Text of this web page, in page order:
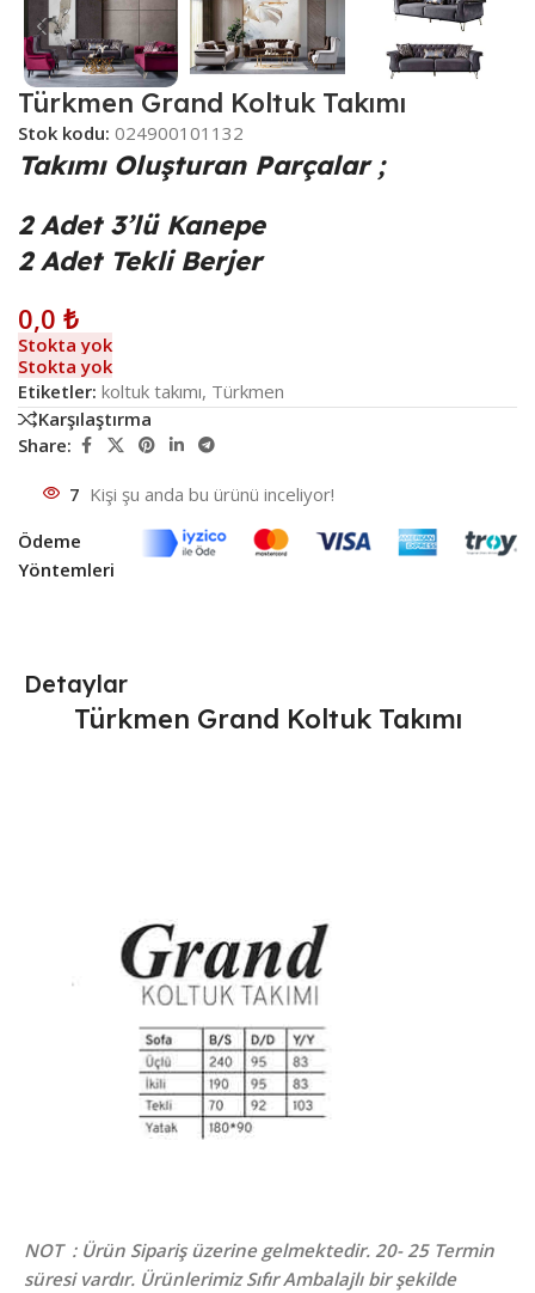
Türkmen Grand Koltuk Takımı
Stok kodu: 024900101132
Takımı Oluşturan Parçalar ;
2 Adet 3’lü Kanepe
2 Adet Tekli Berjer
0,0 ₺
Stokta yok
Stokta yok
Etiketler: koltuk takımı, Türkmen
Karşılaştırma
Share:
7 Kişi şu anda bu ürünü inceliyor!
Ödeme
Yöntemleri
Detaylar
Türkmen Grand Koltuk Takımı
NOT : Ürün Sipariş üzerine gelmektedir. 20- 25 Termin
süresi vardır. Ürünlerimiz Sıfır Ambalajlı bir şekilde